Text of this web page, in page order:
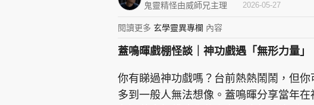
東周食玩通
樂在灣區
飲食玩樂
東周JETSO
鬼靈精怪由威師兄主理 2026-05-27
閱讀更多 玄學靈異專欄 內容
蓋鳴暉戲棚怪談｜神功戲遇「無形力量
你有睇過神功戲嗎？台前熱熱鬧鬧，但
多到一般人無法想像。蓋鳴暉分享當年